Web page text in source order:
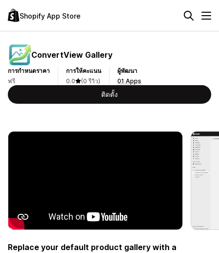
Shopify App Store
ConvertView Gallery
การกำหนดราคา
ฟรี
การให้คะแนน
0.0
(0 รีวิว)
ผู้พัฒนา
01 Apps
ติดตั้ง
Replace your default product gallery with a